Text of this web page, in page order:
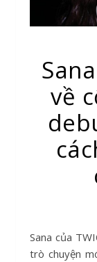
về
Sana của TWICE vừa xuất hiện trong bộ ảnh và cuộc
trò chuyện